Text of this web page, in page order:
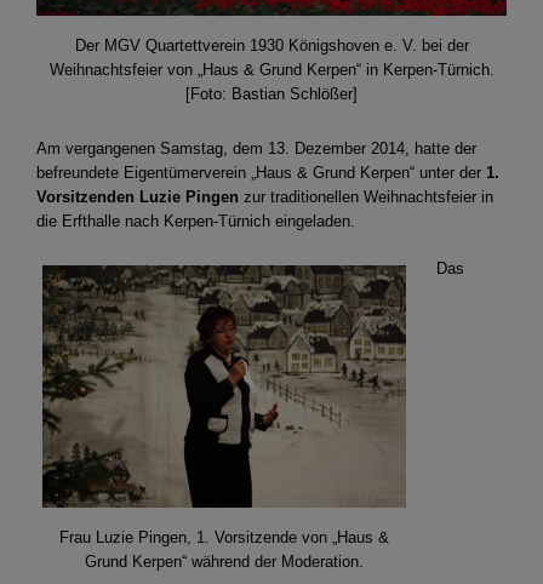
Der MGV Quartettverein 1930 Königshoven e. V. bei der
Weihnachtsfeier von „Haus & Grund Kerpen“ in Kerpen-Türnich.
[Foto: Bastian Schlößer]
Am vergangenen Samstag, dem 13. Dezember 2014, hatte der
befreundete Eigentümerverein „Haus & Grund Kerpen“ unter der 1.
Vorsitzenden Luzie Pingen zur traditionellen Weihnachtsfeier in
die Erfthalle nach Kerpen-Türnich eingeladen.
Frau Luzie Pingen, 1. Vorsitzende von „Haus &
Grund Kerpen“ während der Moderation.
Das